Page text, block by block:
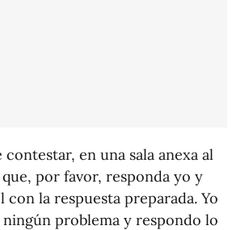
contestar, en una sala anexa al
por favor, responda yo y
con la respuesta preparada. Yo
problema y respondo lo